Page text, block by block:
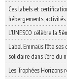
Ces labels et
hébergements,
L’UNESCO célèbre la
Label Emmaüs fête ses
solidaire dans l’ère du
Les Trophées Horizons